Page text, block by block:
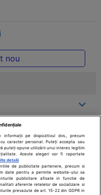
nou
informații pe dispozitivul dvs., precum
caracter personal. Puteți accepta sau
puteți opune utilizării unui interes legitim
Aceste alegeri vor fi raportate
detalii
de publicitate partenere, precum si
date pentru a permite website-ului sa
publicitare afisate in functie de
aferente retelelor de socializare si
prevazute de art. 15-22 din GDPR in